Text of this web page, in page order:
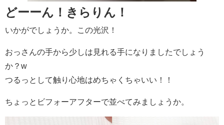
どーーん！きらりん！
いかがでしょうか。この光沢！
おっさんの手から少しは見れる手になりましたでしょう
か？w
つるっとして触り心地はめちゃくちゃいい！！
ちょっとビフォーアフターで並べてみましょうか。